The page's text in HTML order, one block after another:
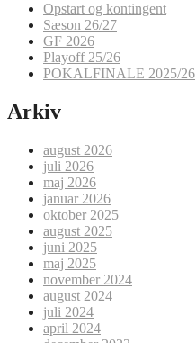
Opstart og kontingent
Sæson 26/27
GF 2026
Playoff 25/26
POKALFINALE 2025/26
Arkiv
august 2026
juli 2026
maj 2026
januar 2026
oktober 2025
august 2025
juni 2025
maj 2025
november 2024
august 2024
juli 2024
april 2024